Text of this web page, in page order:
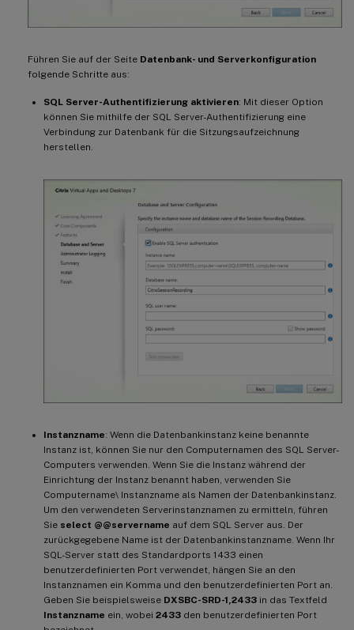
Führen Sie auf der Seite Datenbank- und Serverkonfiguration
folgende Schritte aus:
SQL Server-Authentifizierung aktivieren: Mit dieser Option
können Sie mithilfe der SQL Server-Authentifizierung eine
Verbindung zur Datenbank für die Sitzungsaufzeichnung
herstellen.
Instanzname: Wenn die Datenbankinstanz keine benannte
Instanz ist, können Sie nur den Computernamen des SQL Server-
Computers verwenden. Wenn Sie die Instanz während der
Einrichtung der Instanz benannt haben, verwenden Sie
Computername\ Instanzname als Namen der Datenbankinstanz.
Um den verwendeten Serverinstanznamen zu ermitteln, führen
Sie select @@servername auf dem SQL Server aus. Der
zurückgegebene Name ist der Datenbankinstanzname. Wenn Ihr
SQL-Server statt des Standardports 1433 einen
benutzerdefinierten Port verwendet, hängen Sie an den
Instanznamen ein Komma und den benutzerdefinierten Port an.
Geben Sie beispielsweise DXSBC-SRD-1,2433 in das Textfeld
Instanzname ein, wobei 2433 den benutzerdefinierten Port